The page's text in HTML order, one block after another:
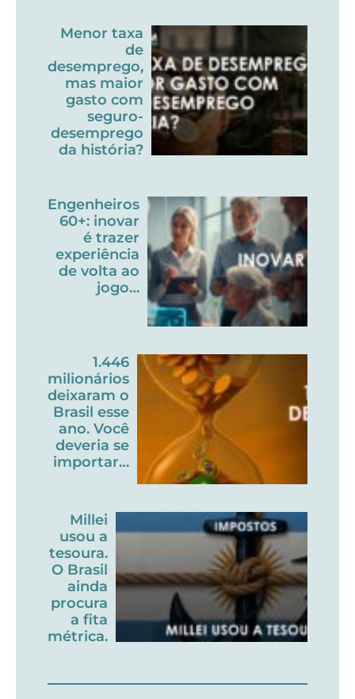
Menor taxa
de
desemprego,
mas maior
gasto com
seguro-
desemprego
da história?
Engenheiros
60+: inovar
é trazer
experiência
de volta ao
jogo…
1.446
milionários
deixaram o
Brasil esse
ano. Você
deveria se
importar…
Millei
usou a
tesoura.
O Brasil
ainda
procura
a fita
métrica.